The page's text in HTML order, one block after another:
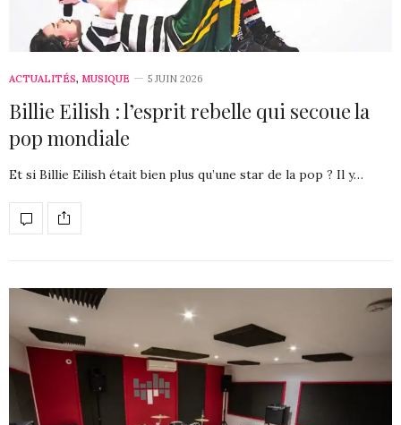
ACTUALITÉS, MUSIQUE 5 JUIN 2026
Billie Eilish : l’esprit rebelle qui secoue la
pop mondiale
Et si Billie Eilish était bien plus qu’une star de la pop ? Il y…